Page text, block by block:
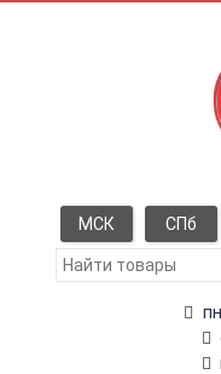
МСК СПб